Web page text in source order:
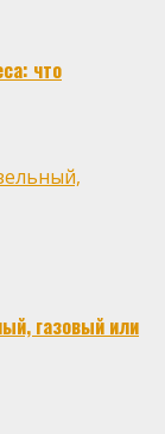
что
газовый или